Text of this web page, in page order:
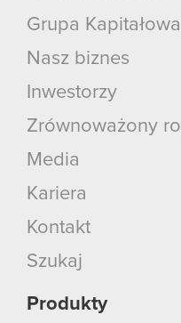
Grupa Kapitałowa
Nasz biznes
Inwestorzy
Zrównoważony
Media
Kariera
Kontakt
Szukaj
Produkty